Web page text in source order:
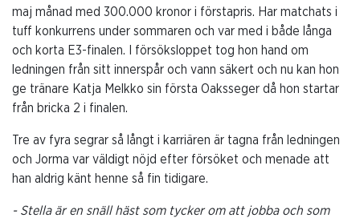
maj månad med 300.000 kronor i förstapris. Har matchats i
tuff konkurrens under sommaren och var med i både långa
och korta E3-finalen. I försöksloppet tog hon hand om
ledningen från sitt innerspår och vann säkert och nu kan hon
ge tränare Katja Melkko sin första Oaksseger då hon startar
från bricka 2 i finalen.
Tre av fyra segrar så långt i karriären är tagna från ledningen
och Jorma var väldigt nöjd efter försöket och menade att
han aldrig känt henne så fin tidigare.
- Stella är en snäll häst som tycker om att jobba och som